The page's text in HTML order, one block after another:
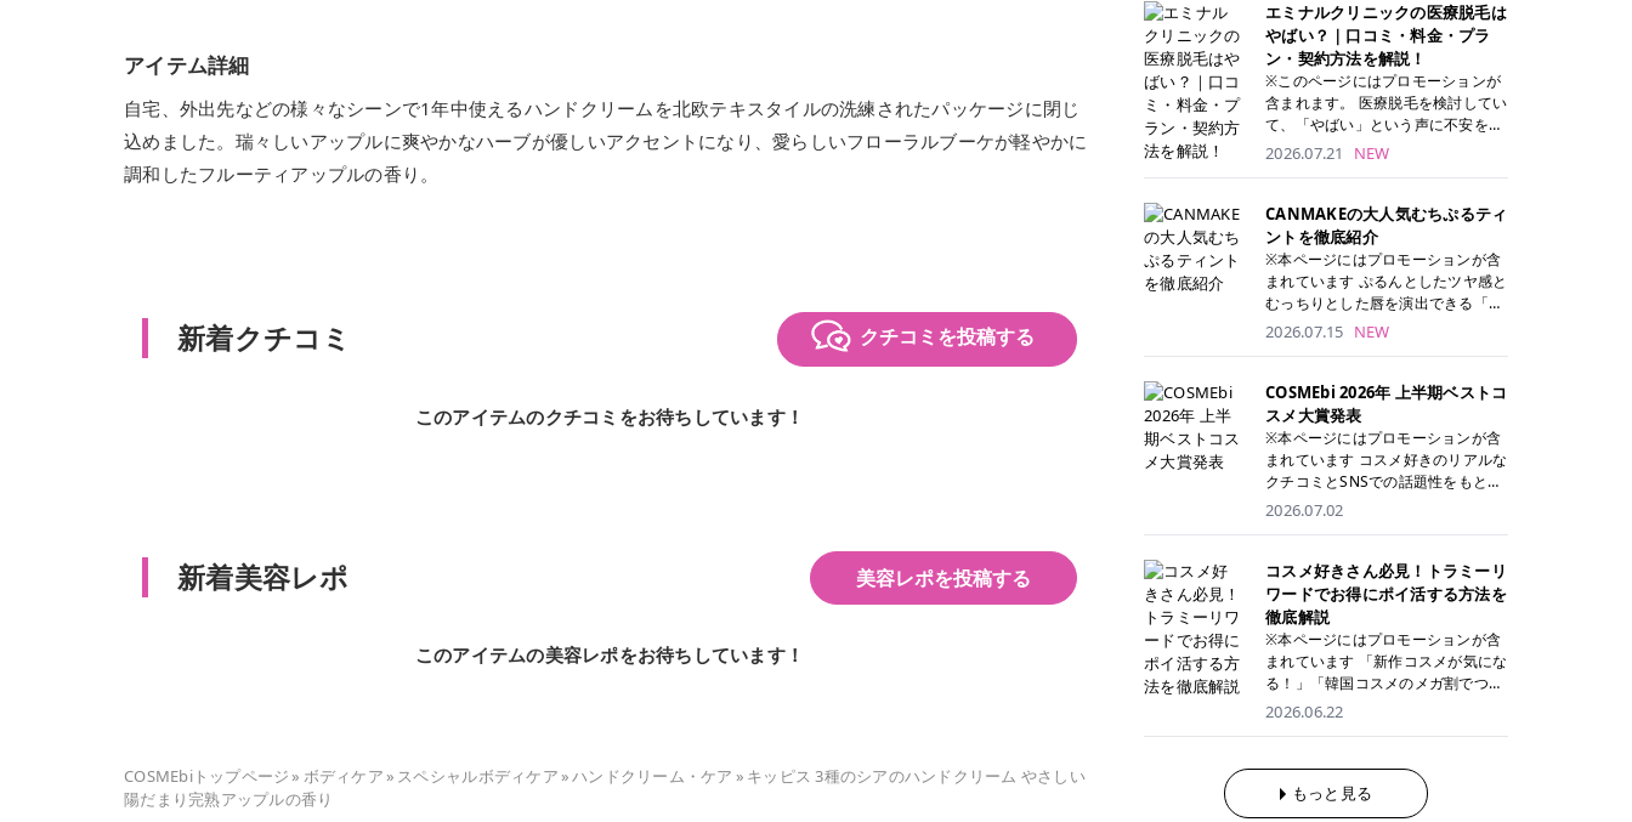
アイテム詳細
自宅、外出先などの様々なシーンで1年中使えるハンドクリームを北欧テキスタイルの洗練されたパッケージに閉じ
込めました。瑞々しいアップルに爽やかなハーブが優しいアクセントになり、愛らしいフローラルブーケが軽やかに
調和したフルーティアップルの香り。
新着クチコミ クチコミを投稿する
このアイテムのクチコミをお待ちしています！
新着美容レポ 美容レポを投稿する
このアイテムの美容レポをお待ちしています！
COSMEbiトップページ» ボディケア» スペシャルボディケア»ハンドクリーム・ケア » キッピス 3種のシアのハンドクリーム やさしい
陽だまり完熟アップルの香り
たが、現在では日本でも定番のスキ
ンケアアイテムとして幅広い世代に
愛用されています。 トナーパッドの
特徴 トナーパッドと拭き取り化粧水
の違い 「トナーパッド」と「拭き取
り化粧水」はどちらも洗顔後に使用
するスキンケアアイテムですが、使
い方や特徴に違いがあります。 トナ
ーパッドは、化粧水があらかじめパ
ッドに含まれているため、コットン
を用意する手間がなく、忙しい朝で
もサッと使えるのが魅力です。 ま
た、保湿成分を豊富に配合した商品
が多く、拭き取り後にそのまま部分
用パックとして使えるトナーパッド
も増えています。 一方、拭き取り化
粧水は液体タイプのため、コットン
整しやすく、お気に入りの化粧水を
使いたい方やコストを抑えて続けた
い方にもおすすめです。 トナーパッ
ドのメリット トナーパッドは、角質
ケア・保湿ケア・部分用パックまで
1枚で行える便利なスキンケアアイ
テムです。 ここでは、トナーパッド
す。 古い角質や皮脂汚れをやさしく
オフ トナーパッドを使用すること
で、洗顔だけでは落としきれない古
い角質や余分な皮脂汚れをやさしく
拭き取り、なめらかな肌へ整えま
す。 保湿ケアまで1枚でできる 保湿
成分を配合したトナーパッドなら、
ケアにもぴったりです。 部分パック
としても使える 多くのトナーパッド
は、乾燥が気になる頬や額、小鼻な
べばいいの？と迷ってしまいますよ
ね。 この記事では、医療脱毛の基本
から、東京で特に通いやすいフレイ
アクリニック・レジーナクリニッ
ク・エミナルクリニック・リゼクリ
ニックの4院について、分かりやす
リニックを見つけて、面倒な自己処
理から卒業しちゃいましょう♪ クリ
ニック 全身＋VIO 全身＋VIO＋顔 特
徴 脱毛器 詳細 フレイアクリニック
52,800円(税込)/5回 94,600円(税
込)/5回 肌への負担に配慮しなが
ら、コストパフォーマンスも重視し
たい方に！ メディオスターモノリス
メディオスターNeXT PRO 公式サイ
ト> レジーナクリニック 52,800円
(税込)/5回 99,000円(税込)/5回 ジェ
ントルシリーズを選べるため、脱毛
機にこだわりたい方におすすめ！ ジ
ェントルマックスプロ ジェントルマ
ックスプロプラス ジェントルレーズ
プロ ソプラノチタニウム 公式サイ
ト> エミナルクリニック 49,500円
(税込)/6回 93,500円(税込)/6回 エミ
定！月々払いも安くて通いやすい ク
リスタルプロ 公式サイト> リゼクリ
ニック 109,800円(税込)/5回 144,80
0円(税込)/5回 毛質に合わせて脱毛
機を選択可能！有効期限も5年と長
くマイペースに通いやすい ラシャ
メディオスターNeXT PRO ジェント
ルYAGプロ 公式サイト> ｜そもそも
うの？ 脱毛を考えたときに、まず悩
むのが「医療脱毛とエステ脱毛、ど
エミナルクリニックの医療脱毛は
やばい？｜口コミ・料金・プラ
ン・契約方法を解説！
※このページにはプロモーションが
含まれます。 医療脱毛を検討してい
て、「やばい」という声に不安を抱
える方も多いのではないでしょう
体系をはじめ、学生や友人同士でお
得になる割引キャンペーン、無料カ
ウンセリングから施術までの具体的
なステップを分かりやすく解説しま
す。 これから手軽に全身医療脱毛を
後までチェックして、ご自身にぴっ
ください！ クリニック 全身＋VIO
全身＋VIO＋顔 特徴 脱毛器 詳細 フ
レイアクリニック 52,800円(税込)/5
回 94,600円(税込)/5回 肌への負担
に配慮しながら、コストパフォーマ
ンスも重視したい方に！ メディオス
ターモノリス メディオスターNeXT
PRO 公式サイト> レジーナクリニッ
ク 52,800円(税込)/5回 99,000円(税
込)/5回 ジェントルシリーズを選べ
るため、脱毛機にこだわりたい方に
おすすめ！ ジェントルマックスプロ
ジェントルマックスプロプラス ジェ
ントルレーズプロ ソプラノチタニウ
ム 公式サイト> エミナルクリニック
49,500円(税込)/6回 93,500円(税
込)/6回 エミナルクリニックの始め
通いやすい クリスタルプロ 公式サ
イト> リゼクリニック 109,800円(税
2026.07.21 NEW
CANMAKEの大人気むちぷるティ
ントを徹底紹介
※本ページにはプロモーションが含
まれています ぷるんとしたツヤ感と
むっちりとした唇を演出できる「C
ANMAKE（キャンメイク）むちぷる
湿ケアも叶えられることから、SNS
でも話題の人気リップです。 「自分
にはどのカラーが似合う？」「イエ
ベ・ブルベ別のおすすめは？」と気
になっている方も多いのではないで
とともにご紹介！それぞれの色味や
なメイクに合うのかまで詳しく解説
します✨ ※メイクアップ効果による
CANMAKE むちぷるティントとは？
CANMAKE むちぷるティントは、テ
ィント・プランパー・保湿ケアを1
本で叶えるリップです。 するすると
塗れるなめらかなテクスチャーで、
縦ジワをカバーしながら、むっちり
としたツヤのある唇を演出します。
るため、乾燥しにくくデイリー使い
にもぴったり！ アイテム詳細を見る
2026.07.15 NEW
COSMEbi 2026年 上半期ベストコ
スメ大賞発表
※本ページにはプロモーションが含
まれています コスメ好きのリアルな
クチコミとSNSでの話題性をもとに
選出された、COSMEbi 2026年上半
た名品たちを、カテゴリ別にご紹介
します。 本記事では、2025年11月
～2026年4月までの半年間におい
て、COSMEbi内でのクチコミとSN
Sでの話題性を元に選出されたコス
メやスキンケアなどの化粧品を「総
国コスメ」に分けて1位～3位までを
ランキング形式で発表！ 2026年上
半期 総合大賞 AMUSE（アミュー
ズ）「 ジェルフィットグロス」 👑
「ジェルフィットグロス」の特徴 唇
2026.07.02
コスメ好きさん必見！トラミーリ
ワードでお得にポイ活する方法を
徹底解説
※本ページにはプロモーションが含
まれています 「新作コスメが気にな
る！」「韓国コスメのメガ割でつい
買いすぎてしまう……」 そんな美容
を少し工夫するだけでポイントを貯
められるため、コスメやスキンケア
にかかる費用を少しでも抑えたい方
2026.06.22
もっと見る